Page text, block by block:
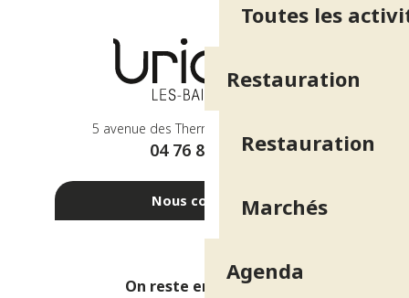
Toutes les
Restauration
Restauration
Marchés
Agenda
5 avenue des Thermes - 38410 Uriage
04 76 89 10 27
Nous contacter
On reste en contact ?